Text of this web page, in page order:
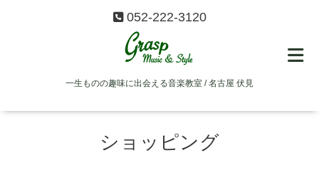
052-222-3120
一生ものの趣味に出会える音楽教室 / 名古屋 伏見
ショッピング